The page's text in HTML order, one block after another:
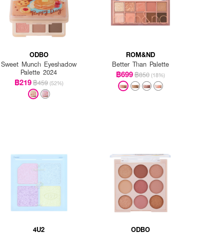
ODBO
Sweet Munch Eyeshadow
Palette 2024
฿219฿459 (52%)
ROM&ND
Better Than Palette
฿699฿850 (18%)
4U2 ODBO